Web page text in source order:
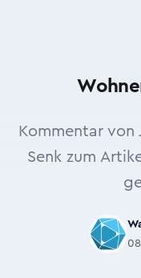
Kommentar
Senk zum